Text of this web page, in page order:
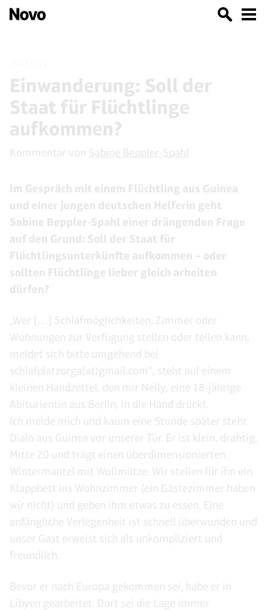
Einwanderung: Soll der
Staat für Flüchtlinge
aufkommen?
Kommentar von Sabine Beppler-Spahl
Im Gespräch mit einem Flüchtling aus Guinea
und einer jungen deutschen Helferin geht
Sabine Beppler-Spahl einer drängenden Frage
auf den Grund: Soll der Staat für
Flüchtlingsunterkünfte aufkommen – oder
sollten Flüchtlinge lieber gleich arbeiten
dürfen?
„Wer […] Schlafmöglichkeiten, Zimmer oder
Wohnungen zur Verfügung stellen oder teilen kann,
meldet sich bitte umgehend bei
schlafplatzorga(at)gmail.com“, steht auf einem
kleinen Handzettel, den mir Nelly, eine 18-jährige
Abiturientin aus Berlin, in die Hand drückt.
Ich melde mich und kaum eine Stunde später steht
Dialo aus Guinea vor unserer Tür. Er ist klein, drahtig,
Mitte 20 und trägt einen überdimensionierten
Wintermantel mit Wollmütze. Wir stellen für ihn ein
Klappbett ins Wohnzimmer (ein Gästezimmer haben
wir nicht) und geben ihm etwas zu essen. Eine
anfängliche Verlegenheit ist schnell überwunden und
unser Gast erweist sich als unkompliziert und
freundlich.
Bevor er nach Europa gekommen sei, habe er in
Libyen gearbeitet. Dort sei die Lage immer